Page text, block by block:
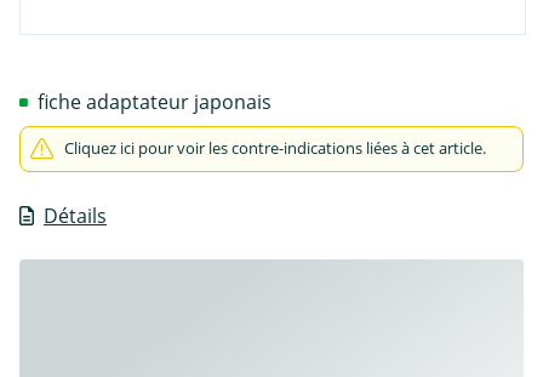
Détails
fiche adaptateur japonais
Cliquez ici pour voir les contre-indications liées à cet article.